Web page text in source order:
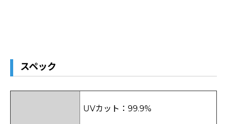
スペック
UVカット：99.9%